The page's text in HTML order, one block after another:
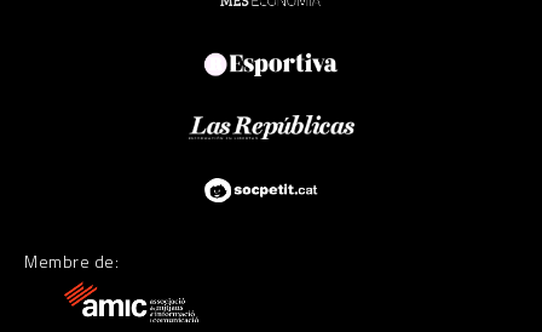
Membre de: